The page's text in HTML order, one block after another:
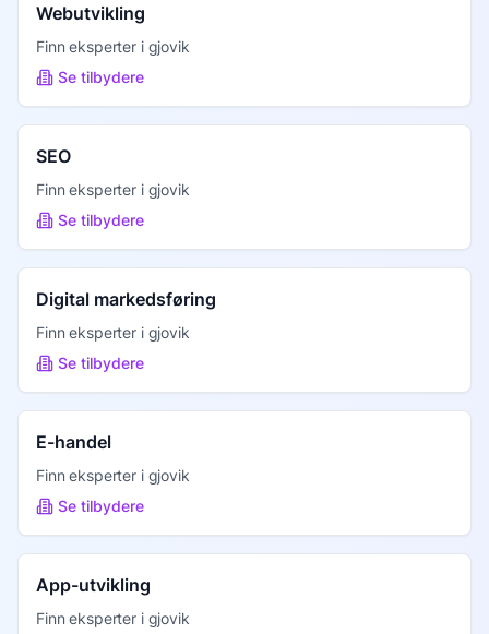
Webutvikling
Finn eksperter i gjovik
Se tilbydere
SEO
Finn eksperter i gjovik
Se tilbydere
Digital markedsføring
Finn eksperter i gjovik
Se tilbydere
E-handel
Finn eksperter i gjovik
Se tilbydere
App-utvikling
Finn eksperter i gjovik